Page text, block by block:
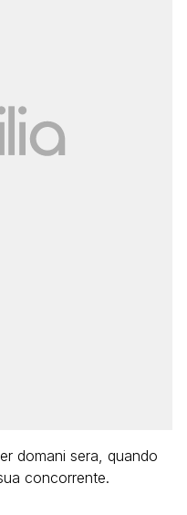
domani sera, quando
concorrente.